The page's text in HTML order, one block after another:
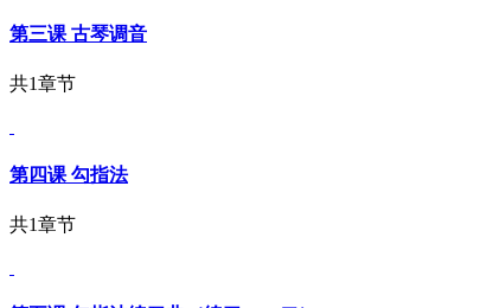
第三课 古琴调音
共1章节
第四课 勾指法
共1章节